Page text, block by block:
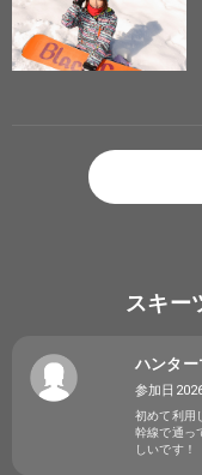
スキー
ハンタ
参加日
初めて利用
幹線で通っ
しいです！